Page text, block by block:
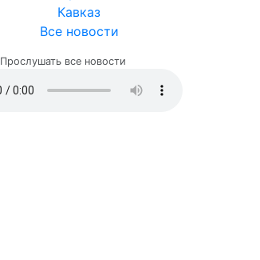
Кавказ
Все новости
Прослушать все новости